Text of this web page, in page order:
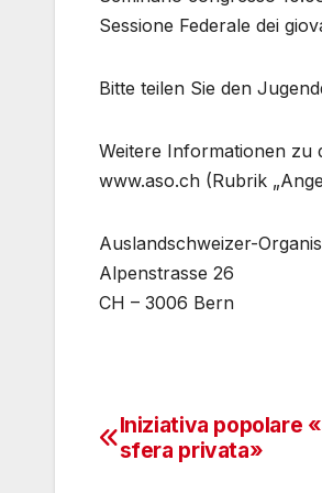
Sessione Federale dei
Bitte teilen Sie den
Weitere Informationen zu
www.aso.ch (Rubrik
Auslandschweizer-
Alpenstrasse 26
CH – 3006 Bern
Navigazione
Iniziativa popolare
sfera privata»